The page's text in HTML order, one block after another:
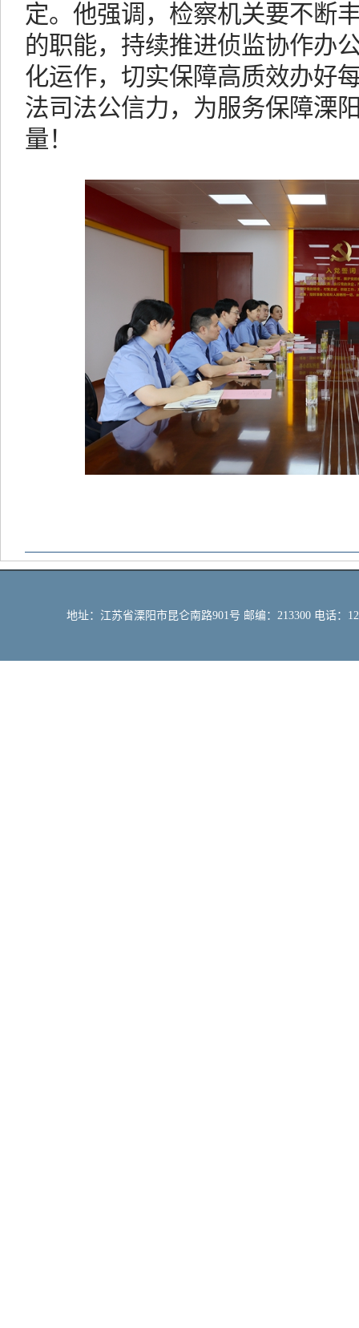
定。他强调，检察机关要不断
的职能，持续推进侦监协作办
化运作，切实保障高质效办好
法司法公信力，为服务保障溧
量！
地址：江苏省溧阳市昆仑南路901号 邮编：213300 电话：